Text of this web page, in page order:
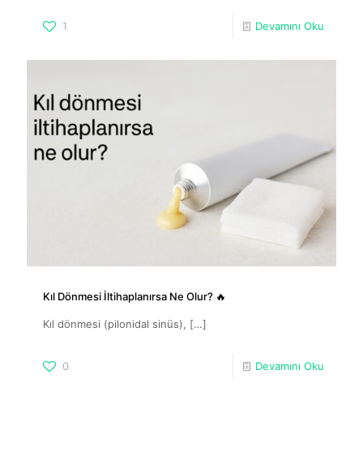
1 Devamını Oku
Kıl Dönmesi İltihaplanırsa Ne Olur? 🔥
Kıl dönmesi (pilonidal sinüs), […]
0 Devamını Oku